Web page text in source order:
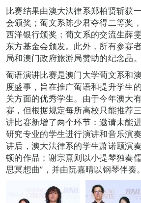
比赛结果由澳大法律系郑柏贤斩获
会颁奖；葡文系陈少君夺得二等奖
西洋银行颁奖；葡文系的交流生薛
东方基金会颁发。此外，所有参赛
局和澳门政府旅游局赞助的纪念品。
葡语演讲比赛是澳门大学葡文系和
度盛事，旨在推广葡语和提升学生
关方面的优秀学生。由于今年澳大
赛，但根据规定每所高校只能推荐
讲比赛新增了两个环节：邀请未能
研究专业的学生进行演讲和音乐演
讲后，澳大法律系的学生萧诺颐演
顿的作品；谢宗熹则以小提琴独奏
思冥想曲”，并由阮嘉晴以钢琴伴奏。